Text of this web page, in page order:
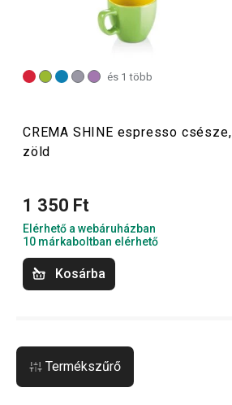
és 1 több
CREMA SHINE espresso csésze,
zöld
1 350 Ft
Elérhető a webáruházban
10 márkaboltban elérhető
Kosárba
Termékszűrő